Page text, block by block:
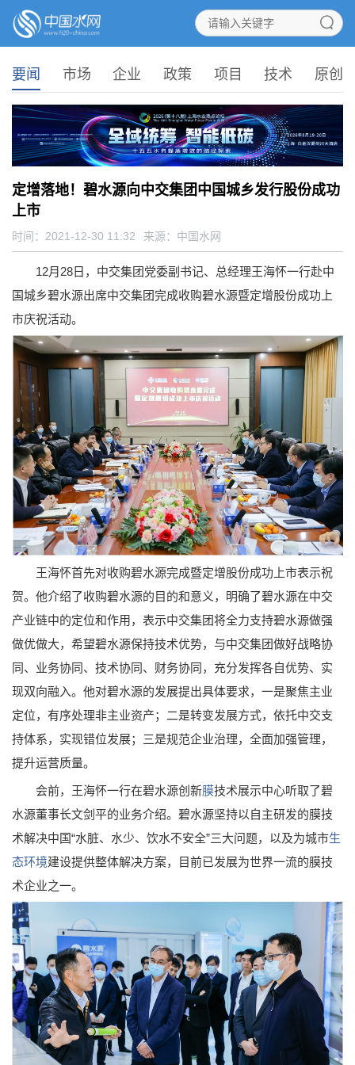
要闻 市场 企业 政策 项目 技术 原创
定增落地！碧水源向中交集团中国城乡发行股份成功
上市
时间：2021-12-30 11:32 来源： 中国水网
12月28日，中交集团党委副书记、总经理王海怀一行赴中
国城乡碧水源出席中交集团完成收购碧水源暨定增股份成功上
市庆祝活动。
王海怀首先对收购碧水源完成暨定增股份成功上市表示祝
贺。他介绍了收购碧水源的目的和意义，明确了碧水源在中交
产业链中的定位和作用，表示中交集团将全力支持碧水源做强
做优做大，希望碧水源保持技术优势，与中交集团做好战略协
同、业务协同、技术协同、财务协同，充分发挥各自优势、实
现双向融入。他对碧水源的发展提出具体要求，一是聚焦主业
定位，有序处理非主业资产；二是转变发展方式，依托中交支
持体系，实现错位发展；三是规范企业治理，全面加强管理，
提升运营质量。
会前，王海怀一行在碧水源创新膜技术展示中心听取了碧
水源董事长文剑平的业务介绍。碧水源坚持以自主研发的膜技
术解决中国“水脏、水少、饮水不安全”三大问题，以及为城市生
态环境建设提供整体解决方案，目前已发展为世界一流的膜技
术企业之一。